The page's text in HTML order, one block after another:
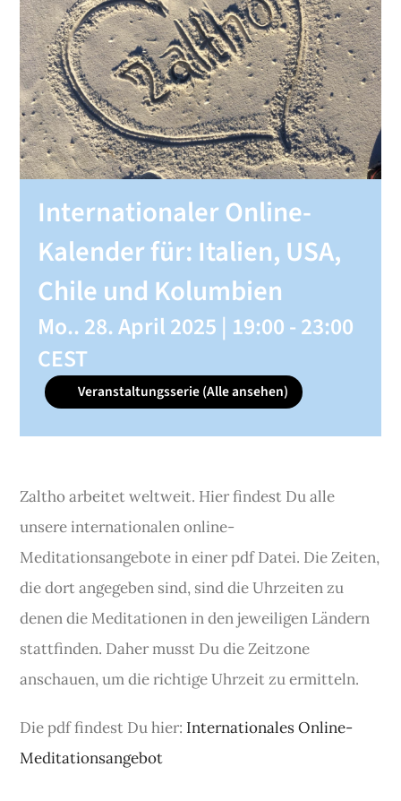
SHOP
KONTAKT
Spenden
Internationaler Online-
Kalender für: Italien, USA,
Chile und Kolumbien
Mo.. 28. April 2025 | 19:00-23:00
CEST
Veranstaltungsserie(Alle ansehen)
Zaltho arbeitet weltweit. Hier findest Du alle
unsere internationalen online-
Meditationsangebote in einer pdf Datei. Die Zeiten,
die dort angegeben sind, sind die Uhrzeiten zu
denen die Meditationen in den jeweiligen Ländern
stattfinden. Daher musst Du die Zeitzone
anschauen, um die richtige Uhrzeit zu ermitteln.
Die pdf findest Du hier: Internationales Online-
Meditationsangebot